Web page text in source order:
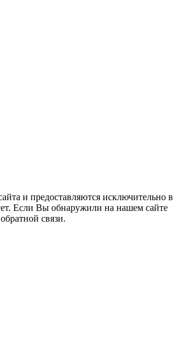
и предоставляются исключительно в
Если Вы обнаружили на нашем сайте
связи.